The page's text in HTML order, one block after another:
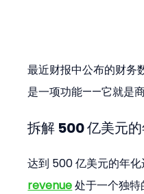
最近财报中公布的财务
是一项功能——它就是商
拆解 500 亿美元
达到 500 亿美元的年化
revenue 处于一个独